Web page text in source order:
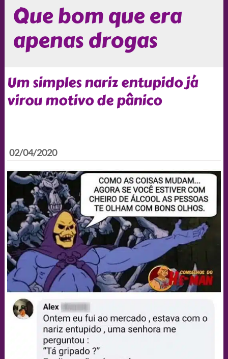
Que bom que era
apenas drogas
Um simples nariz entupido já
virou motivo de pânico
02/04/2020